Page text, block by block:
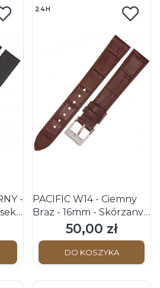
-
24H
PACIFIC W14 - Ciemny
Brąz - 16mm - Skórzany
pasek do zegarka o
strukturze krokodyla
Cena
50,00 zł
DO KOSZYKA